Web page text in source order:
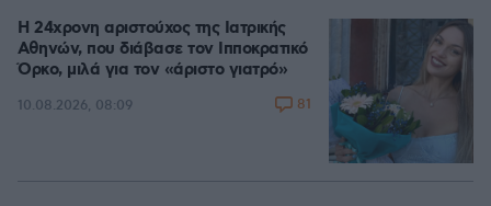
Η 24χρονη αριστούχος της Ιατρικής
Αθηνών, που διάβασε τον Ιπποκρατικό
Όρκο, μιλά για τον «άριστο γιατρό»
10.08.2026, 08:09 81